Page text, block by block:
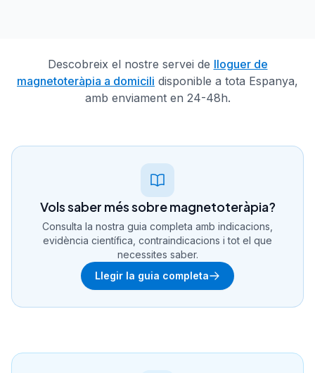
Descobreix el nostre servei de lloguer de
magnetoteràpia a domicili disponible a tota Espanya,
amb enviament en 24-48h.
Vols saber més sobre magnetoteràpia?
Consulta la nostra guia completa amb indicacions,
evidència científica, contraindicacions i tot el que
necessites saber.
Llegir la guia completa